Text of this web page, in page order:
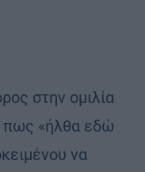
στην ομιλία
πως «ήλθα εδώ
να